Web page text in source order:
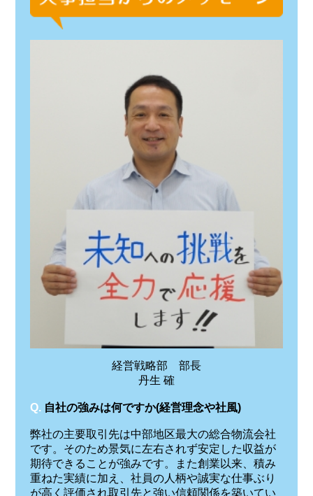
経営戦略部 部長
丹生 確
Q. 自社の強みは何ですか(経営理念や社風)
弊社の主要取引先は中部地区最大の総合物流会社
です。そのため景気に左右されず安定した収益が
期待できることが強みです。また創業以来、積み
重ねた実績に加え、社員の人柄や誠実な仕事ぶり
が高く評価され取引先と強い信頼関係を築いてい